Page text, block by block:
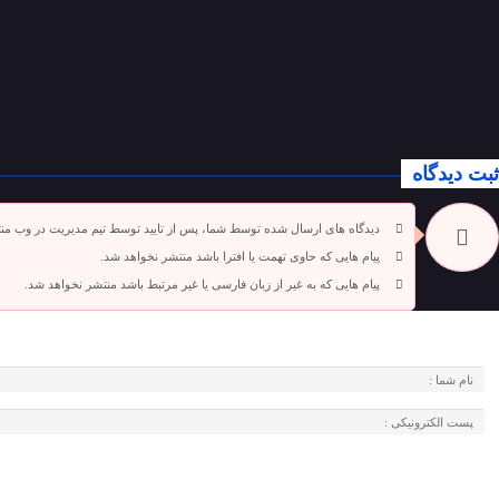
ثبت دیدگاه
دیدگاه های ارسال شده توسط شما، پس از تایید توسط تیم مدیریت در وب
پیام هایی که حاوی تهمت یا افترا باشد منتشر نخواهد شد.
پیام هایی که به غیر از زبان فارسی یا غیر مرتبط باشد منتشر نخواهد شد.